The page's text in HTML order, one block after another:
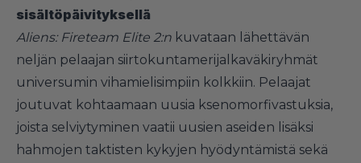
sisältöpäivityksellä
Aliens: Fireteam Elite 2:n kuvataan lähettävän
neljän pelaajan siirtokuntamerijalkaväkiryhmät
universumin vihamielisimpiin kolkkiin. Pelaajat
joutuvat kohtaamaan uusia ksenomorfivastuksia,
joista selviytyminen vaatii uusien aseiden lisäksi
hahmojen taktisten kykyjen hyödyntämistä sekä